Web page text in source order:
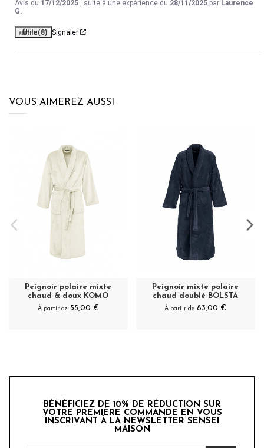
Avis du 17/12/2025 , suite à une expérience du 28/11/2025 par Laurence
G.
Utile(8) Signaler
VOUS AIMEREZ AUSSI
Peignoir polaire mixte
chaud & doux KOMO
À partir de55,00 €
Peignoir mixte polaire
chaud doublé BOLSTA
À partir de 83,00 €
BÉNÉFICIEZ DE 10% DE RÉDUCTION SUR
VOTRE PREMIÈRE COMMANDE EN VOUS
INSCRIVANT À LA NEWSLETTER SENSEI
MAISON